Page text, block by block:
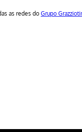
as redes do Grupo